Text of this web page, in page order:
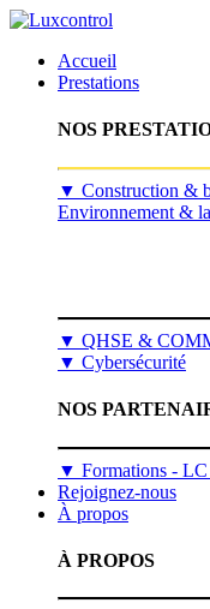
Accueil
Prestations
NOS
​▼ Construction &
Environnement &
▼ QHSE &
▼ Cybersécurité
NOS
▼ Formations -
Rejoignez-nous
À propos
À PROPOS